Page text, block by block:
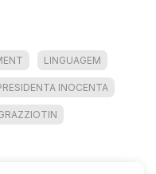
LINGUAGEM
INOCENTA